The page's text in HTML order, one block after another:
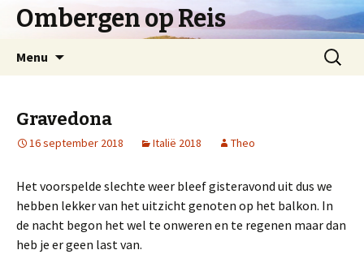
Ombergen op Reis
Menu
Zoeken
naar:
Gravedona
16 september 2018 Italië 2018 Theo
Het voorspelde slechte weer bleef gisteravond uit dus we
hebben lekker van het uitzicht genoten op het balkon. In
de nacht begon het wel te onweren en te regenen maar dan
heb je er geen last van.